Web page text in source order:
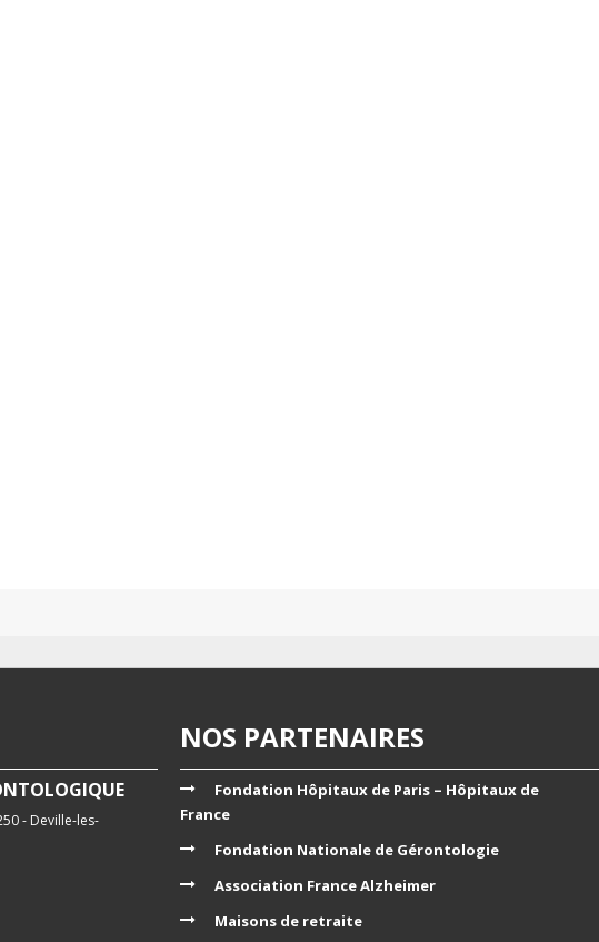
- Deville-les-
NOS PARTENAIRES
Fondation Hôpitaux de Paris – Hôpitaux de
France
Fondation Nationale de Gérontologie
Association France Alzheimer
Maisons de retraite